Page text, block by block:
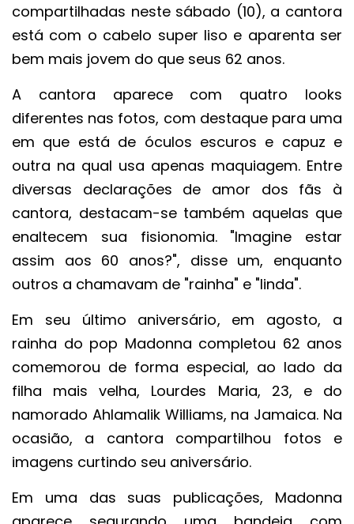
compartilhadas neste sábado (10), a cantora
está com o cabelo super liso e aparenta ser
bem mais jovem do que seus 62 anos.
A cantora aparece com quatro looks
diferentes nas fotos, com destaque para uma
em que está de óculos escuros e capuz e
outra na qual usa apenas maquiagem. Entre
diversas declarações de amor dos fãs à
cantora, destacam-se também aquelas que
enaltecem sua fisionomia. "Imagine estar
assim aos 60 anos?", disse um, enquanto
outros a chamavam de "rainha" e "linda".
Em seu último aniversário, em agosto, a
rainha do pop Madonna completou 62 anos
comemorou de forma especial, ao lado da
filha mais velha, Lourdes Maria, 23, e do
namorado Ahlamalik Williams, na Jamaica. Na
ocasião, a cantora compartilhou fotos e
imagens curtindo seu aniversário.
Em uma das suas publicações, Madonna